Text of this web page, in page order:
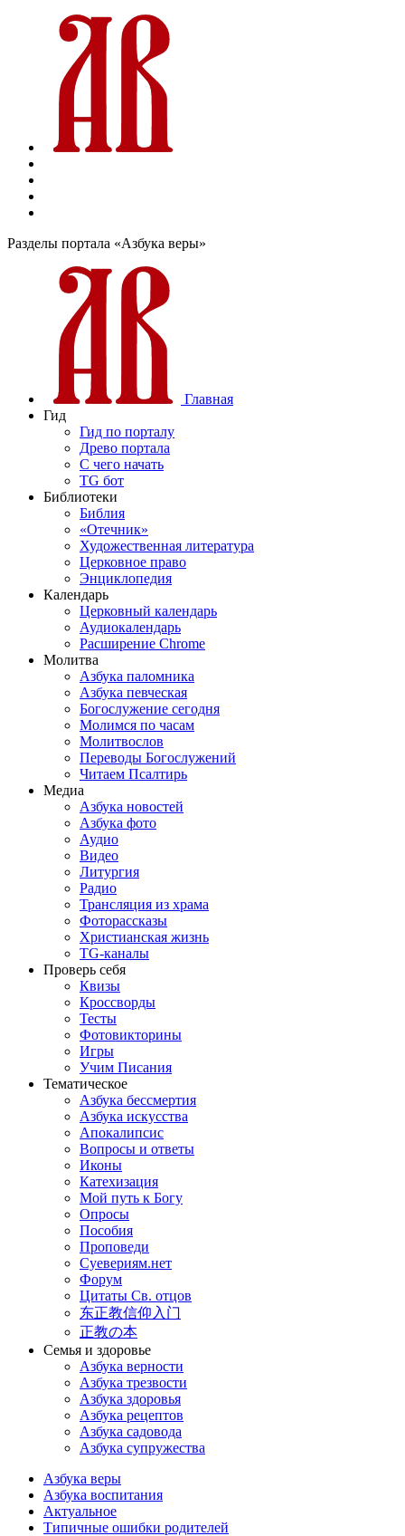
Разделы портала «Азбука веры»
Главная
Гид
Гид по порталу
Древо портала
С чего начать
TG бот
Библиотеки
Библия
«Отечник»
Художественная литература
Церковное право
Энциклопедия
Календарь
Церковный календарь
Аудиокалендарь
Расширение Chrome
Молитва
Азбука паломника
Азбука певческая
Богослужение сегодня
Молимся по часам
Молитвослов
Переводы Богослужений
Читаем Псалтирь
Медиа
Азбука новостей
Азбука фото
Аудио
Видео
Литургия
Радио
Трансляция из храма
Фоторассказы
Христианская жизнь
TG-каналы
Проверь себя
Квизы
Кроссворды
Тесты
Фотовикторины
Игры
Учим Писания
Тематическое
Азбука бессмертия
Азбука искусства
Апокалипсис
Вопросы и ответы
Иконы
Катехизация
Мой путь к Богу
Опросы
Пособия
Проповеди
Суевериям.нет
Форум
Цитаты Св. отцов
东正教信仰入门
正教の本
Семья и здоровье
Азбука верности
Азбука трезвости
Азбука здоровья
Азбука рецептов
Азбука садовода
Азбука супружества
Азбука веры
Азбука воспитания
Актуальное
Типичные ошибки родителей